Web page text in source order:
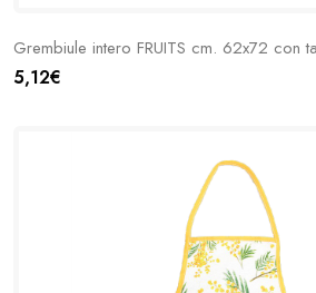
Grembiule intero FRUITS cm. 62x72 con
5,12€